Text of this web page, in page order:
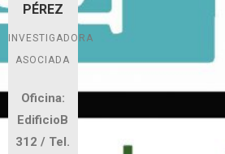
PÉREZ
INVESTIGADORA
ASOCIADA
Oficina:
EdificioB
312 / Tel.